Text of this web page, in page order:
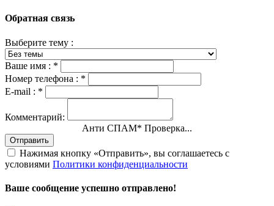
Обратная связь
Выберите тему :
Ваше имя : *
Номер телефона : *
E-mail : *
Комментарий:
Анти СПАМ* Проверка...
Отправить
Нажимая кнопку «Отправить», вы соглашаетесь с
условиями Политики конфиденциальности
Ваше сообщение успешно отправлено!